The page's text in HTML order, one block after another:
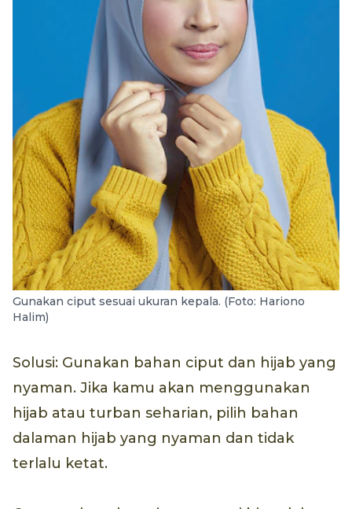
Gunakan ciput sesuai ukuran kepala. (Foto: Hariono
Halim)
Solusi: Gunakan bahan ciput dan hijab yang
nyaman. Jika kamu akan menggunakan
hijab atau turban seharian, pilih bahan
dalaman hijab yang nyaman dan tidak
terlalu ketat.